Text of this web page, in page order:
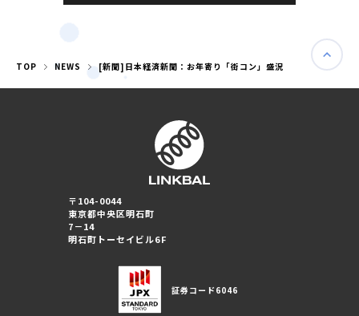
婚活パーティー（東京）
婚活パーティー（大阪）
PRIVACY POLICY
TOP NEWS [新聞]日本経済新聞：お年寄り「街コン」盛況
〒104-0044
東京都中央区明石町
7－14
明石町トーセイビル6F
証券コード6046